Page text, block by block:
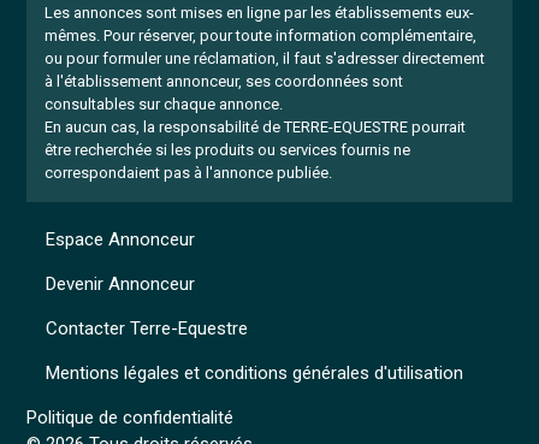
Les annonces sont mises en ligne par les établissements eux-
mêmes. Pour réserver, pour toute information complémentaire,
ou pour formuler une réclamation, il faut s'adresser directement
à l'établissement annonceur, ses coordonnées sont
consultables sur chaque annonce.
En aucun cas, la responsabilité de TERRE-EQUESTRE pourrait
être recherchée si les produits ou services fournis ne
correspondaient pas à l'annonce publiée.
Mentions légales et conditions générales d'utilisation
Politique de confidentialité
Espace Annonceur
Devenir Annonceur
Contacter Terre-Equestre